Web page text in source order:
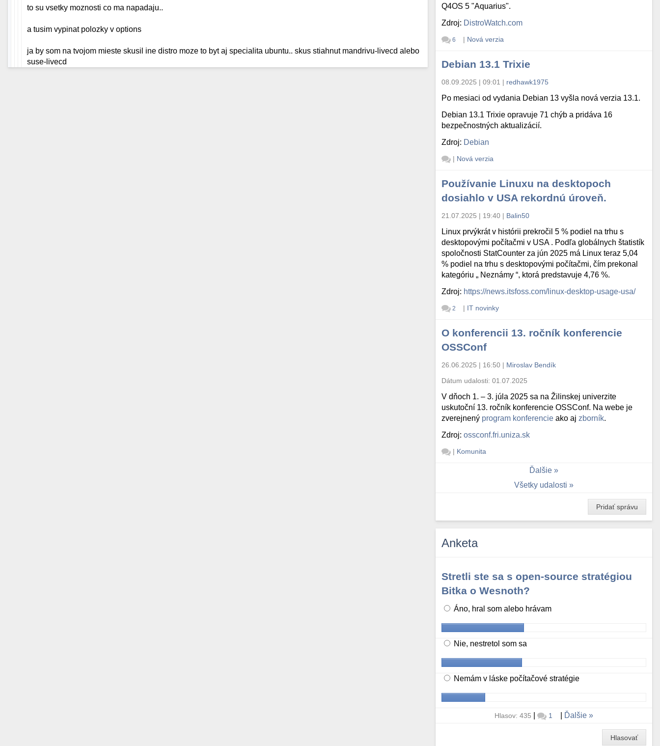
to su vsetky moznosti co ma napadaju..
a tusim vypinat polozky v options
ja by som na tvojom mieste skusil ine distro moze to byt aj specialita ubuntu.. skus stiahnut mandrivu-livecd alebo
suse-livecd
Q4OS 5 "Aquarius".
Zdroj: DistroWatch.com
6 | Nová verzia
Debian 13.1 Trixie
08.09.2025 | 09:01 | redhawk1975
Po mesiaci od vydania Debian 13 vyšla nová verzia 13.1.
Debian 13.1 Trixie opravuje 71 chýb a pridáva 16
bezpečnostných aktualizácií.
Zdroj: Debian
| Nová verzia
Používanie Linuxu na desktopoch
dosiahlo v USA rekordnú úroveň.
21.07.2025 | 19:40 | Balin50
Linux prvýkrát v histórii prekročil 5 % podiel na trhu s
desktopovými počítačmi v USA . Podľa globálnych štatistík
spoločnosti StatCounter za jún 2025 má Linux teraz 5,04
% podiel na trhu s desktopovými počítačmi, čím prekonal
kategóriu „ Neznámy “, ktorá predstavuje 4,76 %.
Zdroj: https://news.itsfoss.com/linux-desktop-usage-usa/
2 | IT novinky
O konferencii 13. ročník konferencie
OSSConf
26.06.2025 | 16:50 | Miroslav Bendík
Dátum udalosti:01.07.2025
V dňoch 1. – 3. júla 2025 sa na Žilinskej univerzite
uskutoční 13. ročník konferencie OSSConf. Na webe je
zverejnený program konferencie ako aj zborník.
Zdroj:ossconf.fri.uniza.sk
| Komunita
Ďalšie
Všetky udalosti
Pridať správu
Anketa
Stretli ste sa s open-source stratégiou
Bitka o Wesnoth?
Áno, hral som alebo hrávam
Nie, nestretol som sa
Nemám v láske počítačové stratégie
Hlasov: 435 | 1 Ďalšie
Hlasovať